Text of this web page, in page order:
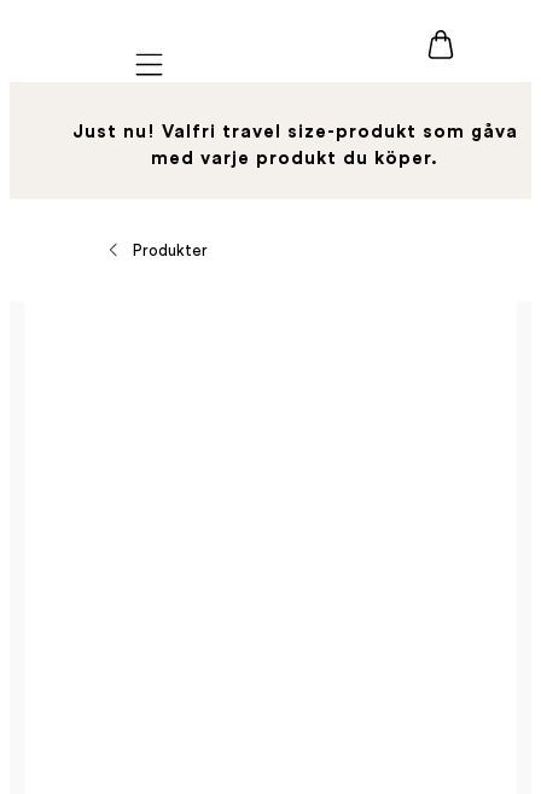
Mobile navigation
Just nu! Valfri travel size-produkt som gåva
med varje produkt du köper.
Produkter